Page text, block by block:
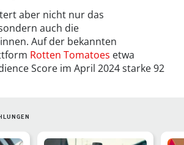
aber nicht nur das
auch die
Auf der bekannten
Rotten Tomatoes etwa
Score im April 2024 starke 92